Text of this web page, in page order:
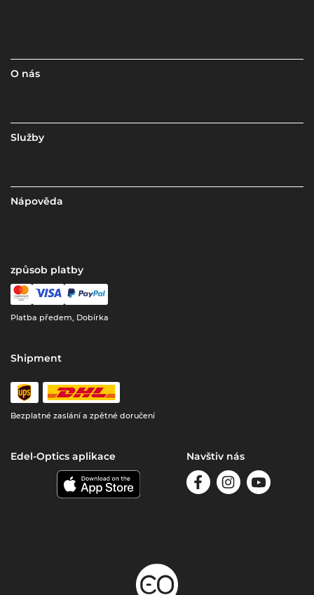
O nás
Služby
Nápověda
způsob platby
Platba předem, Dobírka
Shipment
Bezplatné zaslání a zpětné doručení
Edel-Optics aplikace Navštiv nás